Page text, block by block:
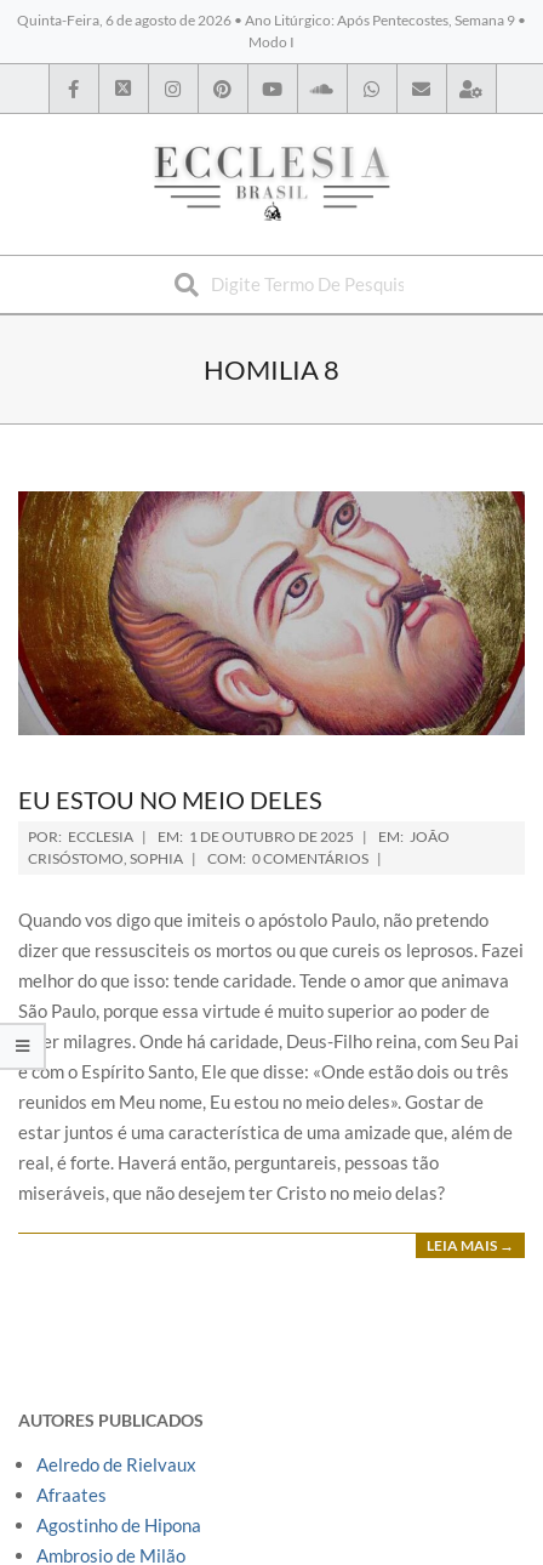
Quinta-Feira, 6 de agosto de 2026 • Ano Litúrgico: Após Pentecostes, Semana 9 •
Modo I
BYBLOS
HOMILIA 8
EU ESTOU NO MEIO DELES
POR: ECCLESIA EM: 1 DE OUTUBRO DE 2025 EM: JOÃO
CRISÓSTOMO, SOPHIA COM: 0 COMENTÁRIOS
Quando vos digo que imiteis o apóstolo Paulo, não pretendo
dizer que ressusciteis os mortos ou que cureis os leprosos. Fazei
melhor do que isso: tende caridade. Tende o amor que animava
São Paulo, porque essa virtude é muito superior ao poder de
fazer milagres. Onde há caridade, Deus-Filho reina, com Seu Pai
e com o Espírito Santo, Ele que disse: «Onde estão dois ou três
reunidos em Meu nome, Eu estou no meio deles». Gostar de
estar juntos é uma característica de uma amizade que, além de
real, é forte. Haverá então, perguntareis, pessoas tão
miseráveis, que não desejem ter Cristo no meio delas?
LEIA MAIS →
AUTORES PUBLICADOS
Aelredo de Rielvaux
Afraates
Agostinho de Hipona
Ambrosio de Milão